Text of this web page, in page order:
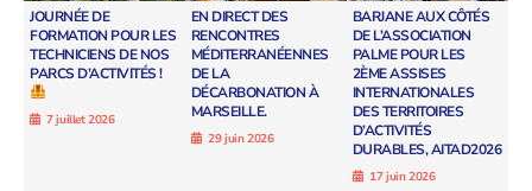
JOURNÉE DE
FORMATION POUR LES
TECHNICIENS DE NOS
PARCS D’ACTIVITÉS !
7 juillet 2026
EN DIRECT DES
RENCONTRES
MÉDITERRANÉENNES
DE LA
DÉCARBONATION À
MARSEILLE.
29 juin 2026
BARJANE AUX CÔTÉS
DE L’ASSOCIATION
PALME POUR LES
2ÈME ASSISES
INTERNATIONALES
DES TERRITOIRES
D’ACTIVITÉS
DURABLES, AITAD2026
17 juin 2026